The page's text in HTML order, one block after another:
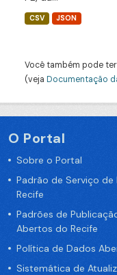
CSV JSON
Você também pode
(veja Documentação
O Portal
Sobre o Portal
Padrão de Serviço
Recife
Padrões de
Abertos do Recife
Política de Dados
Sistemática de